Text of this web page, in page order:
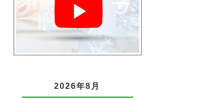
2026年8月